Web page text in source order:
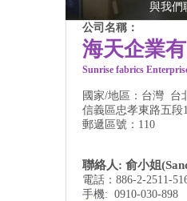
與我們
公司名稱：
海天企業
Sunrise fabrics
國家/地區：台灣 台
信義區忠孝東路五段
郵遞區號：110
聯絡人: 俞小姐
電話：886-2-2511-
手機: 0910-030-898